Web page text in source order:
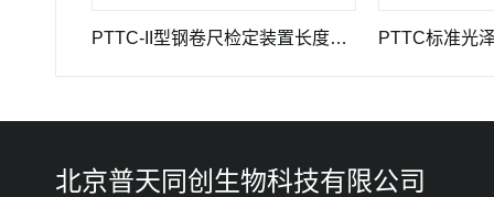
PTTC-II型钢卷尺检定装置长度计量仪器 PTTC标准光泽度板-
北京普天同创生物科技有限公司